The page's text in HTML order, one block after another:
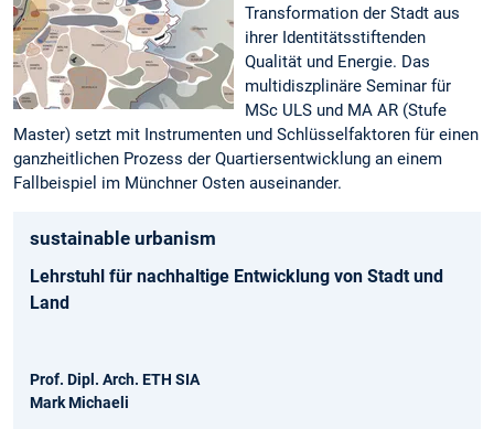
Transformation der Stadt aus
ihrer Identitätsstiftenden
Qualität und Energie. Das
multidiszplinäre Seminar für
MSc ULS und MA AR (Stufe
Master) setzt mit Instrumenten und Schlüsselfaktoren für einen
ganzheitlichen Prozess der Quartiersentwicklung an einem
Fallbeispiel im Münchner Osten auseinander.
sustainable urbanism
Lehrstuhl für nachhaltige Entwicklung von Stadt und
Land
Prof. Dipl. Arch. ETH SIA
Mark Michaeli